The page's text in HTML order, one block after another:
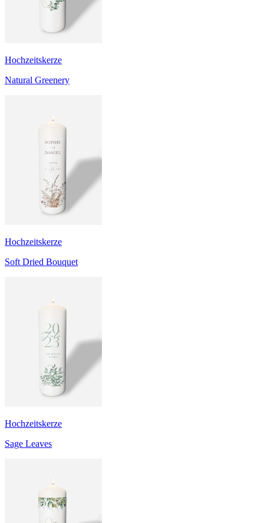
Hochzeitskerze
Natural Greenery
Hochzeitskerze
Soft Dried Bouquet
Hochzeitskerze
Sage Leaves